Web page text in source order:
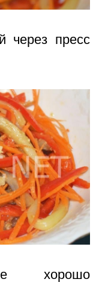
через пресс
хорошо